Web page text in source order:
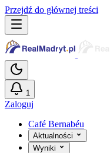
Przejdź do głównej treści
1
Zaloguj
Café Bernabéu
Aktualności
Wyniki